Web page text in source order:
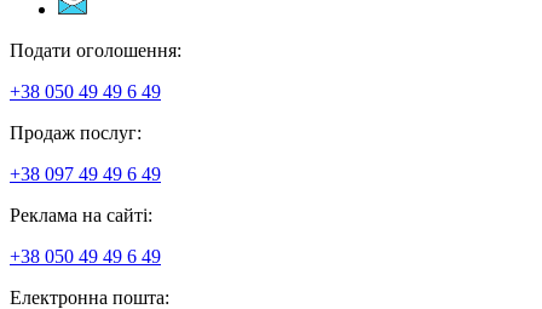
Подати оголошення:
+38 050 49 49 6 49
Продаж послуг:
+38 097 49 49 6 49
Реклама на сайті:
+38 050 49 49 6 49
Електронна пошта: